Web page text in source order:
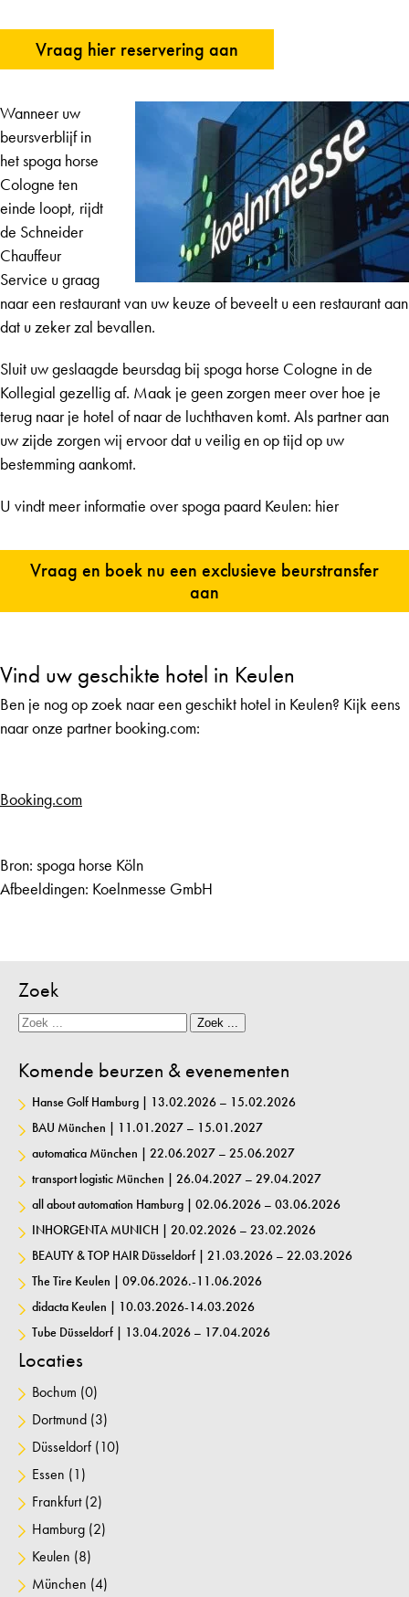
Vraag hier reservering aan
Wanneer uw
beursverblijf in
het spoga horse
Cologne ten
einde loopt, rijdt
de Schneider
Chauffeur
Service u graag
naar een restaurant van uw keuze of beveelt u een restaurant aan
dat u zeker zal bevallen.
Sluit uw geslaagde beursdag bij spoga horse Cologne in de
Kollegial gezellig af. Maak je geen zorgen meer over hoe je
terug naar je hotel of naar de luchthaven komt. Als partner aan
uw zijde zorgen wij ervoor dat u veilig en op tijd op uw
bestemming aankomt.
U vindt meer informatie over spoga paard Keulen: hier
Vraag en boek nu een exclusieve beurstransfer
aan
Vind uw geschikte hotel in Keulen
Ben je nog op zoek naar een geschikt hotel in Keulen? Kijk eens
naar onze partner booking.com:
Booking.com
Bron: spoga horse Köln
Afbeeldingen: Koelnmesse GmbH
Zoek
Zoek Zoek ...
Komende beurzen & evenementen
Hanse Golf Hamburg | 13.02.2026 – 15.02.2026
BAU München | 11.01.2027 – 15.01.2027
automatica München | 22.06.2027 – 25.06.2027
transport logistic München | 26.04.2027 – 29.04.2027
all about automation Hamburg | 02.06.2026 – 03.06.2026
INHORGENTA MUNICH | 20.02.2026 – 23.02.2026
BEAUTY & TOP HAIR Düsseldorf | 21.03.2026 – 22.03.2026
The Tire Keulen | 09.06.2026.-11.06.2026
didacta Keulen | 10.03.2026-14.03.2026
Tube Düsseldorf | 13.04.2026 – 17.04.2026
Locaties
Bochum (0)
Dortmund (3)
Düsseldorf (10)
Essen (1)
Frankfurt(2)
Hamburg (2)
Keulen (8)
München (4)